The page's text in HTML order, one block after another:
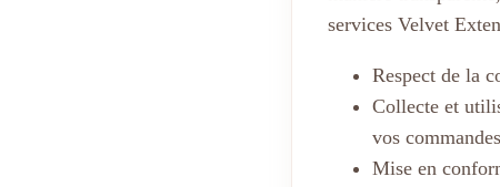
services Velvet
Respect de la
Collecte et
vos commandes
Mise en